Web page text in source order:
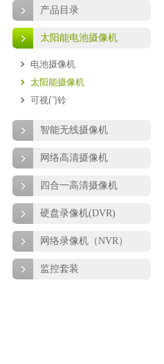
产品目录
太阳能电池摄像机
电池摄像机
太阳能摄像机
可视门铃
智能无线摄像机
网络高清摄像机
四合一高清摄像机
硬盘录像机(DVR)
网络录像机（NVR）
监控套装